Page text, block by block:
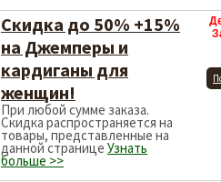
Скидка до 50% +15%
на Джемперы и
кардиганы для
женщин!
При любой сумме заказа.
Скидка распространяется на
товары, представленные на
данной странице Узнать
больше >>